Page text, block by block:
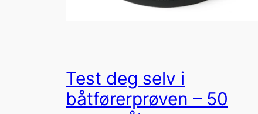
Test deg selv i
båtførerprøven – 50